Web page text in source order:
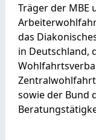
Träger der MBE
das
in Deutschland,
sowie der Bund